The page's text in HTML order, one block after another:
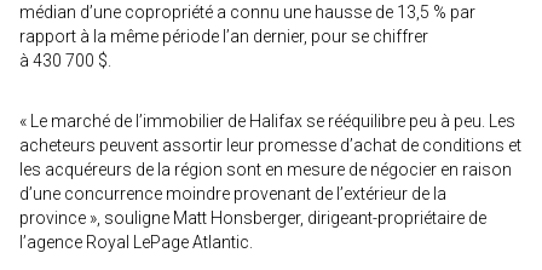
médian d’une copropriété a connu une hausse de 13,5 % par
rapport à la même période l’an dernier, pour se chiffrer
à 430 700 $.
« Le marché de l’immobilier de Halifax se rééquilibre peu à peu. Les
acheteurs peuvent assortir leur promesse d’achat de conditions et
les acquéreurs de la région sont en mesure de négocier en raison
d’une concurrence moindre provenant de l’extérieur de la
province », souligne Matt Honsberger, dirigeant-propriétaire de
l’agence Royal LePage Atlantic.